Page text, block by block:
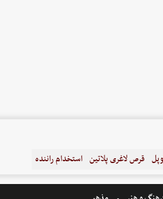
قرص لاغری پلاتین استخدام راننده